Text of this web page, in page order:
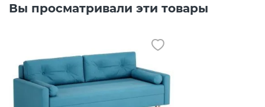
Вы просматривали эти товары